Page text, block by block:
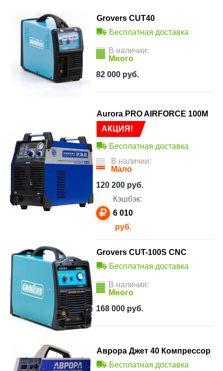
Grovers CUT40
Бесплатная доставка
В наличии:
Много
82 000 руб.
АКЦИЯ!
Aurora PRO AIRFORCE 100M
Бесплатная доставка
В наличии:
Мало
120 200 руб.
Кэшбэк:
6 010
руб.
Grovers CUT-100S CNC
Бесплатная доставка
В наличии:
Много
168 000 руб.
Аврора Джет 40 Компрессор
Бесплатная доставка